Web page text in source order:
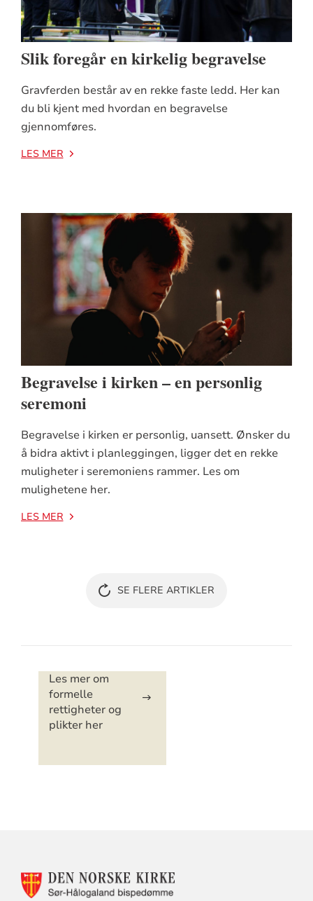
Slik foregår en kirkelig begravelse
Gravferden består av en rekke faste ledd. Her kan
du bli kjent med hvordan en begravelse
gjennomføres.
LES MER
Begravelse i kirken – en personlig
seremoni
Begravelse i kirken er personlig, uansett. Ønsker du
å bidra aktivt i planleggingen, ligger det en rekke
muligheter i seremoniens rammer. Les om
mulighetene her.
LES MER
SE FLERE ARTIKLER
Artikkelsnarveger
Les mer om
formelle
rettigheter og
plikter her
KONTAKTINFORMASJON